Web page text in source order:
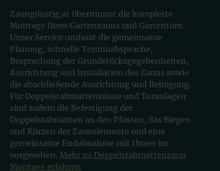
Zaungünstig.at übernimmt die komplette
Montage Ihres Gartenzauns und Gartentore.
Unser Service umfasst die gemeinsame
Planung, schnelle Terminabsprache,
Besprechung der Grundstücksgegebenheiten,
Ausrichtung und Installation des Zauns sowie
die abschließende Ausrichtung und Reinigung.
Für Doppelstabmattenzäune und Toranlagen
sind zudem die Befestigung der
Doppelstabmatten an den Pfosten, das Biegen
und Kürzen der Zaunelemente und eine
gemeinsame Endabnahme mit Ihnen im
vorgesehen. Mehr zu Doppelstabmattenzaun
Montage erfahren